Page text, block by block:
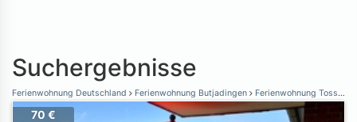
Suchergebnisse
Ferienwohnung Deutschland Ferienwohnung Butjadingen Ferienwohnung Tossens
70 €